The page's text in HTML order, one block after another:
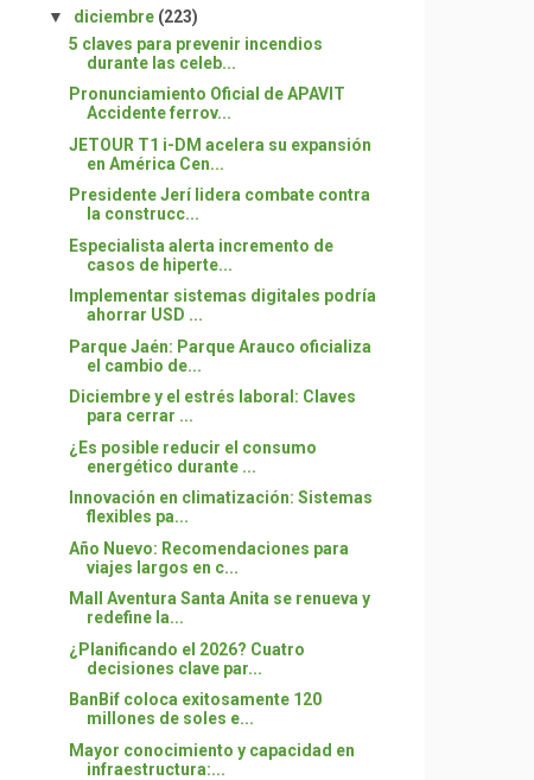
▼ diciembre (223)
5 claves para prevenir incendios
durante las celeb...
Pronunciamiento Oficial de APAVIT
Accidente ferrov...
JETOUR T1 i-DM acelera su expansión
en América Cen...
Presidente Jerí lidera combate contra
la construcc...
Especialista alerta incremento de
casos de hiperte...
Implementar sistemas digitales podría
ahorrar USD ...
Parque Jaén: Parque Arauco oficializa
el cambio de...
Diciembre y el estrés laboral: Claves
para cerrar ...
¿Es posible reducir el consumo
energético durante ...
Innovación en climatización: Sistemas
flexibles pa...
Año Nuevo: Recomendaciones para
viajes largos en c...
Mall Aventura Santa Anita se renueva y
redefine la...
¿Planificando el 2026? Cuatro
decisiones clave par...
BanBif coloca exitosamente 120
millones de soles e...
Mayor conocimiento y capacidad en
infraestructura:...